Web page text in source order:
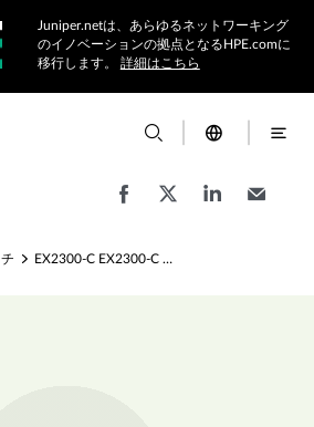
Juniper.netは、あらゆるネットワーキング
のイノベーションの拠点となるHPE.comに
移行します。 詳細はこちら
EX2300-C EX2300-C スモールオフィスアクセススイッチの仕様